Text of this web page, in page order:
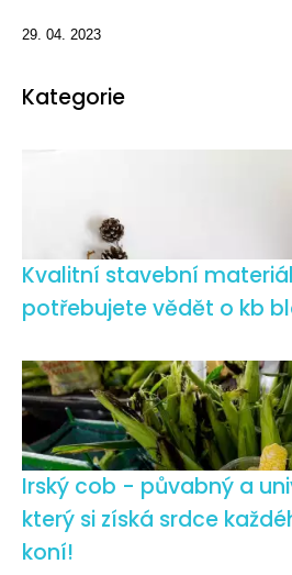
29. 04. 2023
Kategorie
Kvalitní stavební
potřebujete vědět o kb
Irský cob - půvabný a
který si získá srdce
koní!